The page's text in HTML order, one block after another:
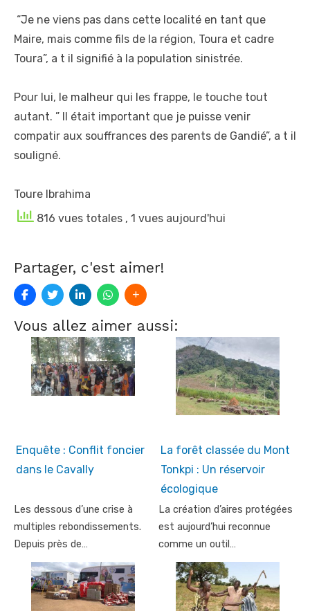
“Je ne viens pas dans cette localité en tant que
Maire, mais comme fils de la région, Toura et cadre
Toura”, a t il signifié à la population sinistrée.
Pour lui, le malheur qui les frappe, le touche tout
autant. ” Il était important que je puisse venir
compatir aux souffrances des parents de Gandié”, a t il
souligné.
Toure Ibrahima
816 vues totales , 1 vues aujourd'hui
Partager, c'est aimer!
Vous allez aimer aussi:
Enquête : Conflit foncier
dans le Cavally
Les dessous d’une crise à
multiples rebondissements.
Depuis près de…
La forêt classée du Mont
Tonkpi : Un réservoir
écologique
La création d’aires protégées
est aujourd’hui reconnue
comme un outil…